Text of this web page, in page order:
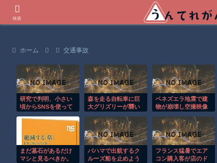
ホーム 交通事故
研究で判明、小さい
頃からSNSを使って
森を走る自転車に巨
大グリズリーが襲い
映像！！
ベネズエラ地震で建
物が崩壊し空撮映像
る。
まだ墓石があるだけ
マシと見るべきか。
バハマで出航するク
ルーズ船を止めよう
フランス猛暑でエア
コン購入客が店のド
検索